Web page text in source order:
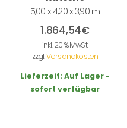
5,00 x 4,20 x 3,90 m
1.864,54€
inkl. 20 % MwSt.
zzgl.Versandkosten
Lieferzeit: Auf Lager -
sofort verfügbar